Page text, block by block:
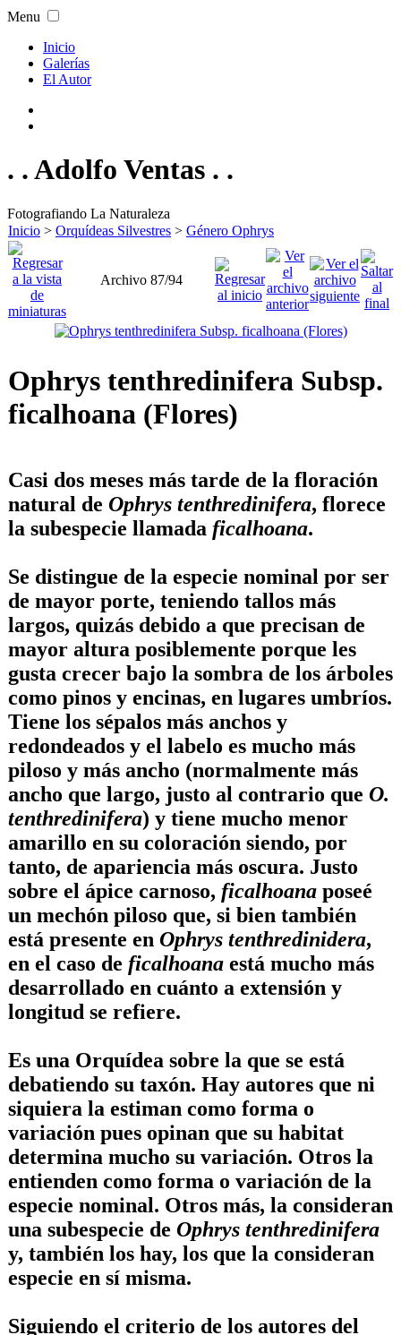
Menu
Inicio
Galerías
El Autor
. . Adolfo Ventas . .
Fotografiando La Naturaleza
Inicio > Orquídeas Silvestres > Género Ophrys
Archivo 87/94
Ophrys tenthredinifera Subsp.
ficalhoana (Flores)
Casi dos meses más tarde de la floración
natural de Ophrys tenthredinifera, florece
la subespecie llamada ficalhoana.
Se distingue de la especie nominal por ser
de mayor porte, teniendo tallos más
largos, quizás debido a que precisan de
mayor altura posiblemente porque les
gusta crecer bajo la sombra de los árboles
como pinos y encinas, en lugares umbríos.
Tiene los sépalos más anchos y
redondeados y el labelo es mucho más
piloso y más ancho (normalmente más
ancho que largo, justo al contrario que O.
tenthredinifera) y tiene mucho menor
amarillo en su coloración siendo, por
tanto, de apariencia más oscura. Justo
sobre el ápice carnoso, ficalhoana poseé
un mechón piloso que, si bien también
está presente en Ophrys tenthredinidera,
en el caso de ficalhoana está mucho más
desarrollado en cuánto a extensión y
longitud se refiere.
Es una Orquídea sobre la que se está
debatiendo su taxón. Hay autores que ni
siquiera la estiman como forma o
variación pues opinan que su habitat
determina mucho su variación. Otros la
entienden como forma o variación de la
especie nominal. Otros más, la consideran
una subespecie de Ophrys tenthredinifera
y, también los hay, los que la consideran
especie en sí misma.
Siguiendo el criterio de los autores del